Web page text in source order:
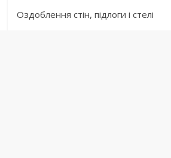
Оздоблення стін, підлоги і стелі